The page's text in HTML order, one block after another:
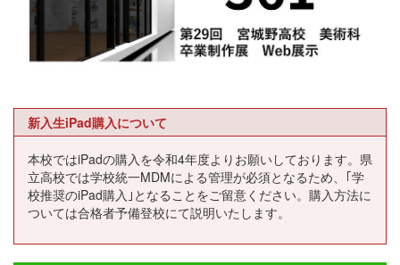
新入生iPad購入について
本校ではiPadの購入を令和4年度よりお願いしております。県
立高校では学校統一MDMによる管理が必須となるため、｢学
校推奨のiPad購入｣となることをご留意ください。購入方法に
ついては合格者予備登校にて説明いたします。